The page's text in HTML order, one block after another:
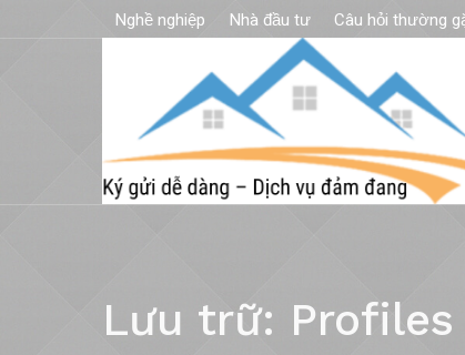
Nghề nghiệp Nhà đầu tư Câu hỏi thường
Lưu trữ: Profiles